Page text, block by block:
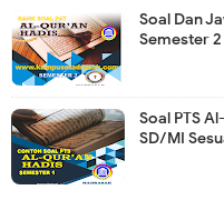
Soal Dan
Semester 2
Soal PTS
SD/MI